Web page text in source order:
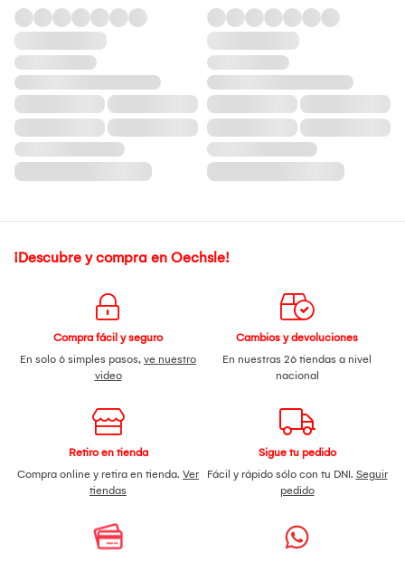
¡Descubre y compra en Oechsle!
Compra fácil y seguro
En solo 6 simples pasos, ve nuestro
video
Cambios y devoluciones
En nuestras 26 tiendas a nivel
nacional
Retiro en tienda
Compra online y retira en tienda. Ver
tiendas
Sigue tu pedido
Fácil y rápido sólo con tu DNI. Seguir
pedido